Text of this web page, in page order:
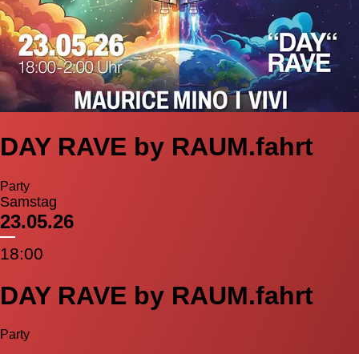
DAY RAVE by RAUM.fahrt
Party
Samstag
23.05.26
18:00
DAY RAVE by RAUM.fahrt
Party